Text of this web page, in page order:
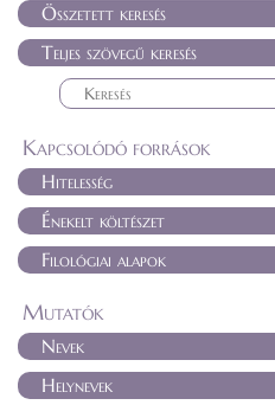
Összetett keresés
Teljes szövegű keresés
Kapcsolódó források
Hitelesség
Énekelt költészet
Filológiai alapok
Mutatók
Nevek
Helynevek